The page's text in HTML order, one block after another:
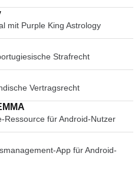
mit Purple King Astrology
Strafrecht
Vertragsrecht
Ressource für Android-Nutzer
App für Android-